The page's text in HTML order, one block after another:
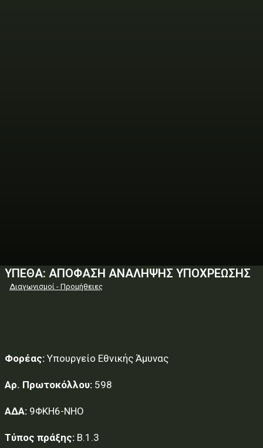
ΥΠΕΘΑ: ΑΠΟΦΑΣΗ ΑΝΑΛΗΨΗΣ ΥΠΟΧΡΕΩΣΗΣ
Διαγωνισμοί - Προμήθειες
Φορέας: Υπουργείο Εθνικής Άμυνας
Αρ. Πρωτοκόλλου: 598
ΑΔΑ: 9ΦΚΗ6-ΝΗΟ
Τύπος πράξης: Β.1.3